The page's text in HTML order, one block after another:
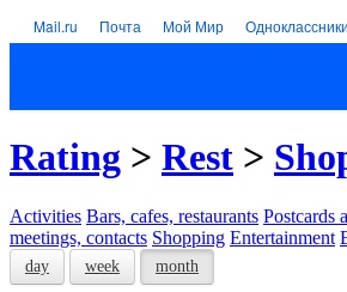
Mail.ru Почта Мой Мир Одноклассники
Rating > Rest >
Activities Bars, cafes, restaurants Postcards
meetings, contacts Shopping Entertainment
day week month